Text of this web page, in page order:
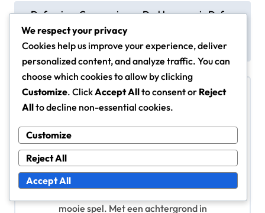
P
o
n
a
v
g
a
t
Defensieve Communic
atie in Voetbalformatie
s: Duidelijkheid, Effecti
viteit, Ondersteuning
Drukknoppen in Defen
ng
ByMarcus Hale
Een gepassioneerde voetbalanalist, Marcus Hale
heeft meer dan een decennium besteed aan het
mooie spel. Met een achtergrond in
We respect your privacy
Cookies help us improve your experience, deliver
personalized content, and analyze traffic. You can
choose which cookies to allow by clicking
Customize. ClickAccept Allto consent or Reject
Allto decline non-essential cookies.
Customize
Reject All
Accept All